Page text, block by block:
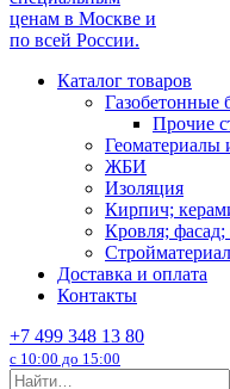
Каталог товаров
Газобетонные
Прочие
Геоматериалы
ЖБИ
Изоляция
Кирпич;
Кровля; фасад;
Доставка и оплата
Контакты
+7 499 348 13 80
с 10:00 до 15:00
Search